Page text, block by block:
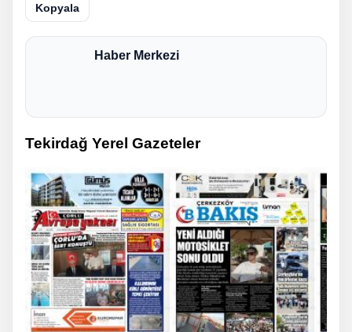
Kopyala
Haber Merkezi
Tekirdağ Yerel Gazeteler